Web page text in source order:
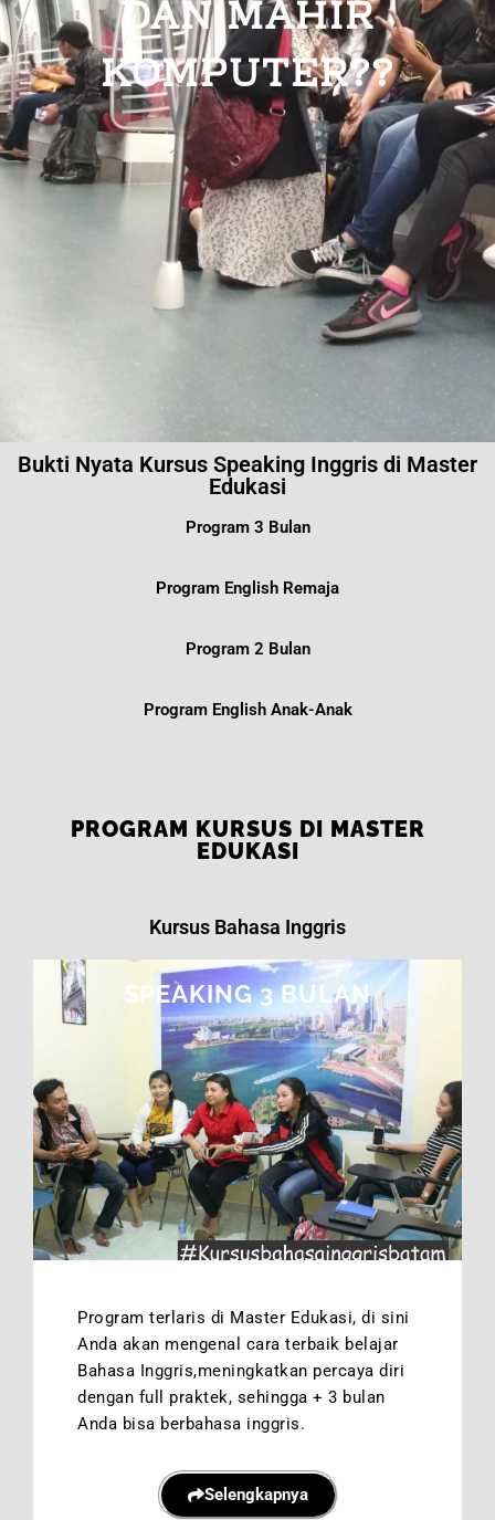
DAN MAHIR
KOMPUTER??
Bukti Nyata Kursus Speaking Inggris di Master
Edukasi
Program 3 Bulan
Program English Remaja
Program 2 Bulan
Program English Anak-Anak
PROGRAM KURSUS DI MASTER
EDUKASI
Kursus Bahasa Inggris
SPEAKING 3 BULAN
Program terlaris di Master Edukasi, di sini
Anda akan mengenal cara terbaik belajar
Bahasa Inggris,meningkatkan percaya diri
dengan full praktek, sehingga + 3 bulan
Anda bisa berbahasa inggris.
Selengkapnya